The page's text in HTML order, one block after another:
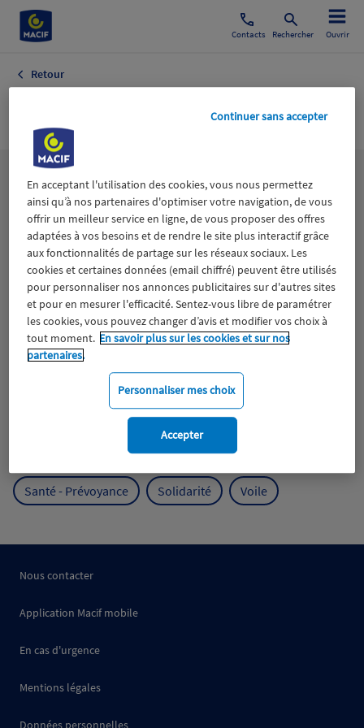
Contacts Rechercher Ouvrir
Retour
Lesthématiques
Aidants Catastrophes naturelles Climat
ESS
Expérience clients Fondation Macif Jeunesse
Mobilité
Protection de l'environnement
Protection des océans Prévention
Santé - Prévoyance Solidarité Voile
Nous contacter
Application Macif mobile
En cas d'urgence
Mentions légales
Données personnelles
En acceptant l'utilisation des cookies, vous nous permettez
ainsi qu’à nos partenaires d'optimiser votre navigation, de vous
offrir un meilleur service en ligne, de vous proposer des offres
adaptées à vos besoins et de rendre le site plus interactif grâce
aux fonctionnalités de partage sur les réseaux sociaux. Les
cookies et certaines données (email chiffré) peuvent être utilisés
pour personnaliser nos annonces publicitaires sur d'autres sites
et pour en mesurer l'efficacité. Sentez-vous libre de paramétrer
les cookies, vous pouvez changer d’avis et modifier vos choix à
tout moment. En savoir plus sur les cookies et sur nos
partenaires.
Personnaliser mes choix
Continuer sans accepter
Accepter